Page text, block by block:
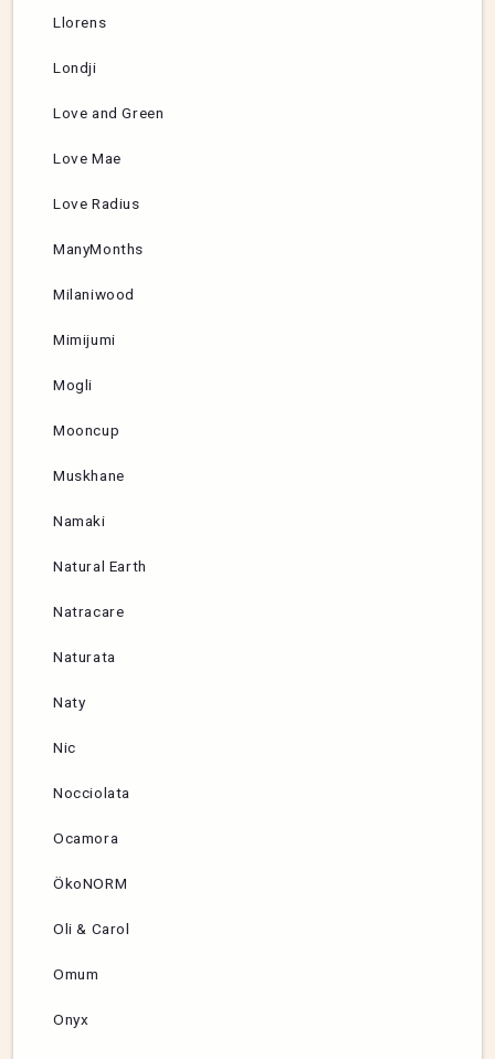
Llorens
Londji
Love and Green
Love Mae
Love Radius
ManyMonths
Milaniwood
Mimijumi
Mogli
Mooncup
Muskhane
Namaki
Natural Earth
Natracare
Naturata
Naty
Nic
Nocciolata
Ocamora
ÖkoNORM
Oli & Carol
Omum
Onyx